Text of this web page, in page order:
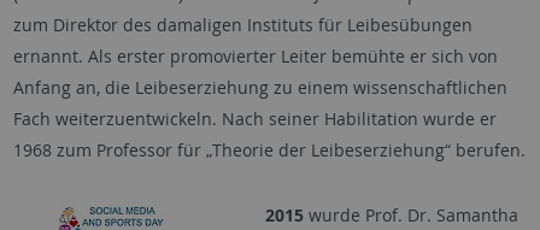
zum Direktor des damaligen Instituts für Leibesübungen
ernannt. Als erster promovierter Leiter bemühte er sich von
Anfang an, die Leibeserziehung zu einem wissenschaftlichen
Fach weiterzuentwickeln. Nach seiner Habilitation wurde er
1968 zum Professor für „Theorie der Leibeserziehung“ berufen.
2015 wurde Prof. Dr. Samantha